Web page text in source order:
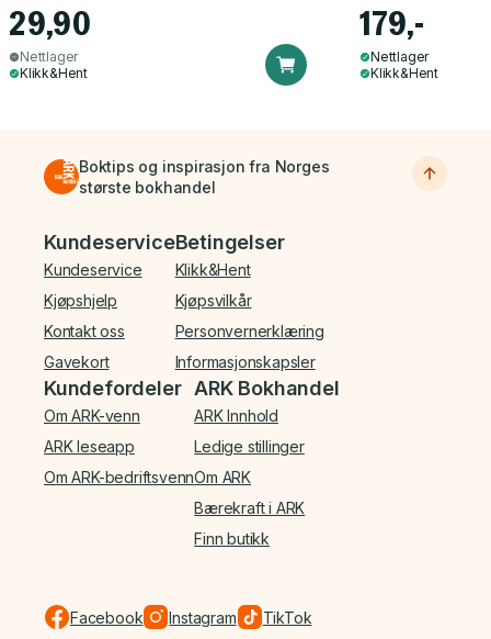
29,90
Nettlager
Klikk&Hent
179,-
Nettlager
Klikk&Hent
Boktips og inspirasjon fra Norges
største bokhandel
Bunnmeny
Kundeservice
Kundeservice
Kjøpshjelp
Kontakt oss
Gavekort
Betingelser
Klikk&Hent
Kjøpsvilkår
Personvernerklæring
Informasjonskapsler
Kundefordeler
Om ARK-venn
ARK leseapp
Om ARK-bedriftsvenn
ARK Bokhandel
ARK Innhold
Ledige stillinger
Om ARK
Bærekraft i ARK
Finn butikk
Facebook Instagram TikTok